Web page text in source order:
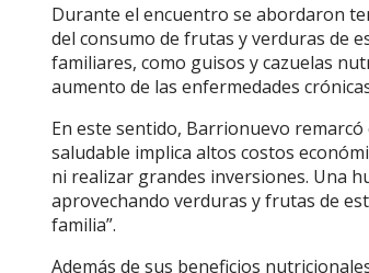
Durante el encuentro se abordaron
del consumo de frutas y verduras de
familiares, como guisos y cazuelas
aumento de las enfermedades
En este sentido, Barrionuevo
saludable implica altos costos
ni realizar grandes inversiones. Una
aprovechando verduras y frutas de
familia”.
Además de sus beneficios